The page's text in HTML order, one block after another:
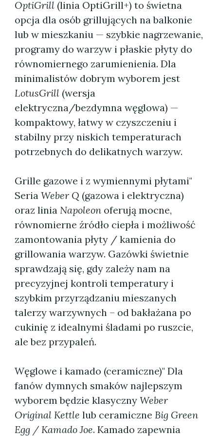
OptiGrill (linia OptiGrill+) to świetna
opcja dla osób grillujących na balkonie
lub w mieszkaniu — szybkie nagrzewanie,
programy do warzyw i płaskie płyty do
równomiernego zarumienienia. Dla
minimalistów dobrym wyborem jest
LotusGrill (wersja
elektryczna/bezdymna węglowa) —
kompaktowy, łatwy w czyszczeniu i
stabilny przy niskich temperaturach
potrzebnych do delikatnych warzyw.
Grille gazowe i z wymiennymi płytami"
Seria Weber Q (gazowa i elektryczna)
oraz linia Napoleon oferują mocne,
równomierne źródło ciepła i możliwość
zamontowania płyty / kamienia do
grillowania warzyw. Gazówki świetnie
sprawdzają się, gdy zależy nam na
precyzyjnej kontroli temperatury i
szybkim przyrządzaniu mieszanych
talerzy warzywnych – od bakłażana po
cukinię z idealnymi śladami po ruszcie,
ale bez przypaleń.
Węglowe i kamado (ceramiczne)" Dla
fanów dymnych smaków najlepszym
wyborem będzie klasyczny Weber
Original Kettle lub ceramiczne Big Green
Egg / Kamado Joe. Kamado zapewnia